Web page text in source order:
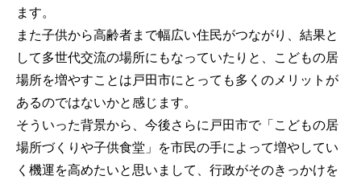
ます。
また子供から高齢者まで幅広い住民がつながり、結果と
して多世代交流の場所にもなっていたりと、こどもの居
場所を増やすことは戸田市にとっても多くのメリットが
あるのではないかと感じます。
そういった背景から、今後さらに戸田市で「こどもの居
場所づくりや子供食堂」を市民の手によって増やしてい
く機運を高めたいと思いまして、行政がそのきっかけを